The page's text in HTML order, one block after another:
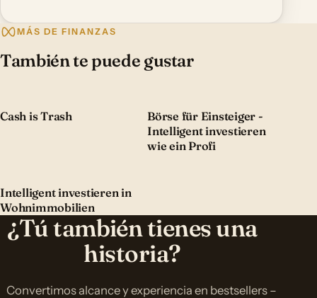
MÁS DE FINANZAS
También te puede gustar
Cash is Trash
Börse für Einsteiger -
Intelligent investieren
wie ein Profi
Intelligent investieren in
Wohnimmobilien
¿Tú también tienes una
historia?
Convertimos alcance y experiencia en bestsellers –